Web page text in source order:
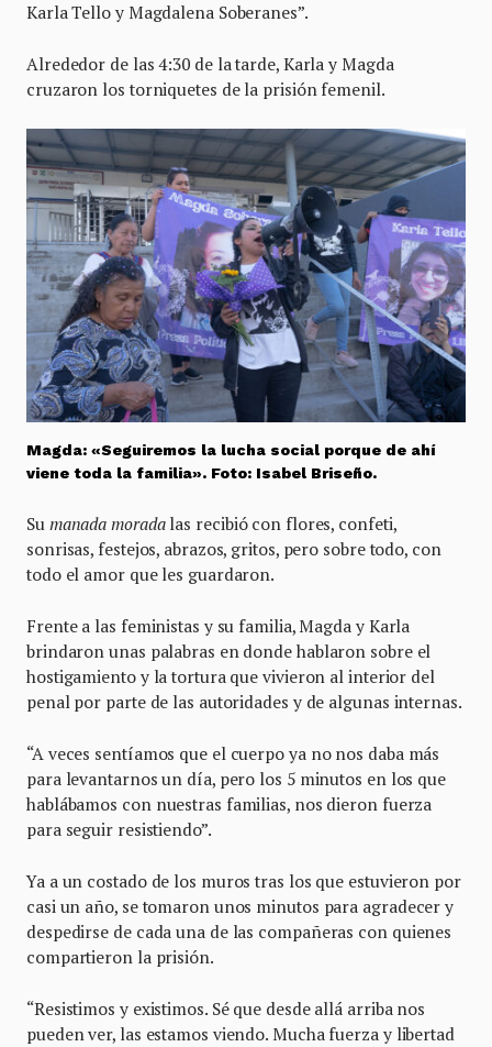
Karla Tello y Magdalena Soberanes”.
Alrededor de las 4:30 de la tarde, Karla y Magda
cruzaron los torniquetes de la prisión femenil.
Magda: «Seguiremos la lucha social porque de ahí
viene toda la familia». Foto: Isabel Briseño.
Su manada morada las recibió con flores, confeti,
sonrisas, festejos, abrazos, gritos, pero sobre todo, con
todo el amor que les guardaron.
Frente a las feministas y su familia, Magda y Karla
brindaron unas palabras en donde hablaron sobre el
hostigamiento y la tortura que vivieron al interior del
penal por parte de las autoridades y de algunas internas.
“A veces sentíamos que el cuerpo ya no nos daba más
para levantarnos un día, pero los 5 minutos en los que
hablábamos con nuestras familias, nos dieron fuerza
para seguir resistiendo”.
Ya a un costado de los muros tras los que estuvieron por
casi un año, se tomaron unos minutos para agradecer y
despedirse de cada una de las compañeras con quienes
compartieron la prisión.
“Resistimos y existimos. Sé que desde allá arriba nos
pueden ver, las estamos viendo. Mucha fuerza y libertad